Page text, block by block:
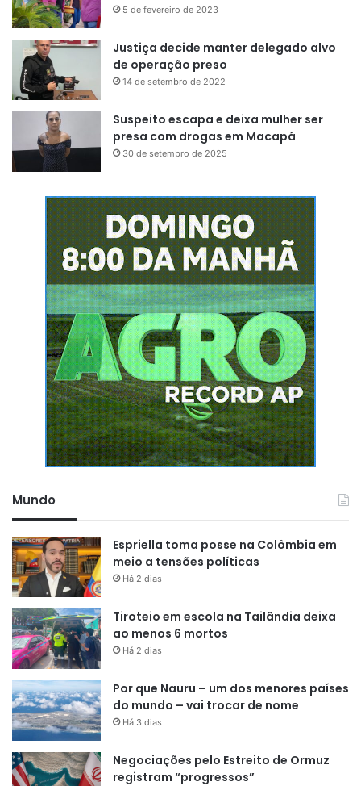
5 de fevereiro de 2023
Justiça decide manter delegado alvo
de operação preso
14 de setembro de 2022
Suspeito escapa e deixa mulher ser
presa com drogas em Macapá
30 de setembro de 2025
Mundo
Espriella toma posse na Colômbia em
meio a tensões políticas
Há 2 dias
Tiroteio em escola na Tailândia deixa
ao menos 6 mortos
Há 2 dias
Por que Nauru – um dos menores países
do mundo – vai trocar de nome
Há 3 dias
Negociações pelo Estreito de Ormuz
registram “progressos”